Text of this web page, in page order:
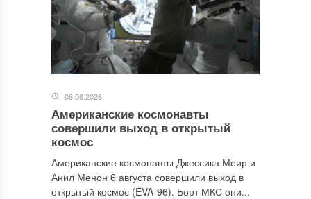
06.08.2026
Американские космонавты
совершили выход в открытый
космос
Американские космонавты Джессика Меир и
Анил Менон 6 августа совершили выход в
открытый космос (EVA-96). Борт МКС они...